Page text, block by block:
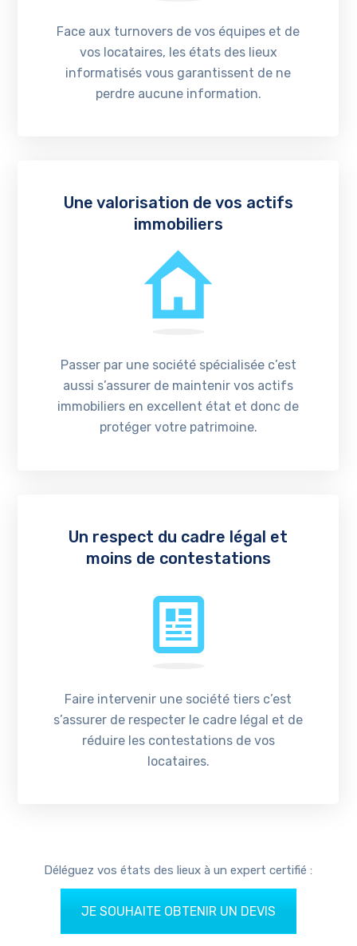
Face aux turnovers de vos équipes et de
vos locataires, les états des lieux
informatisés vous garantissent de ne
perdre aucune information.
Une valorisation de vos actifs
immobiliers
Passer par une société spécialisée c’est
aussi s’assurer de maintenir vos actifs
immobiliers en excellent état et donc de
protéger votre patrimoine.
Un respect du cadre légal et
moins de contestations
Faire intervenir une société tiers c’est
s’assurer de respecter le cadre légal et de
réduire les contestations de vos
locataires.
Déléguez vos états des lieux à un expert certifié :
JE SOUHAITE OBTENIR UN DEVIS